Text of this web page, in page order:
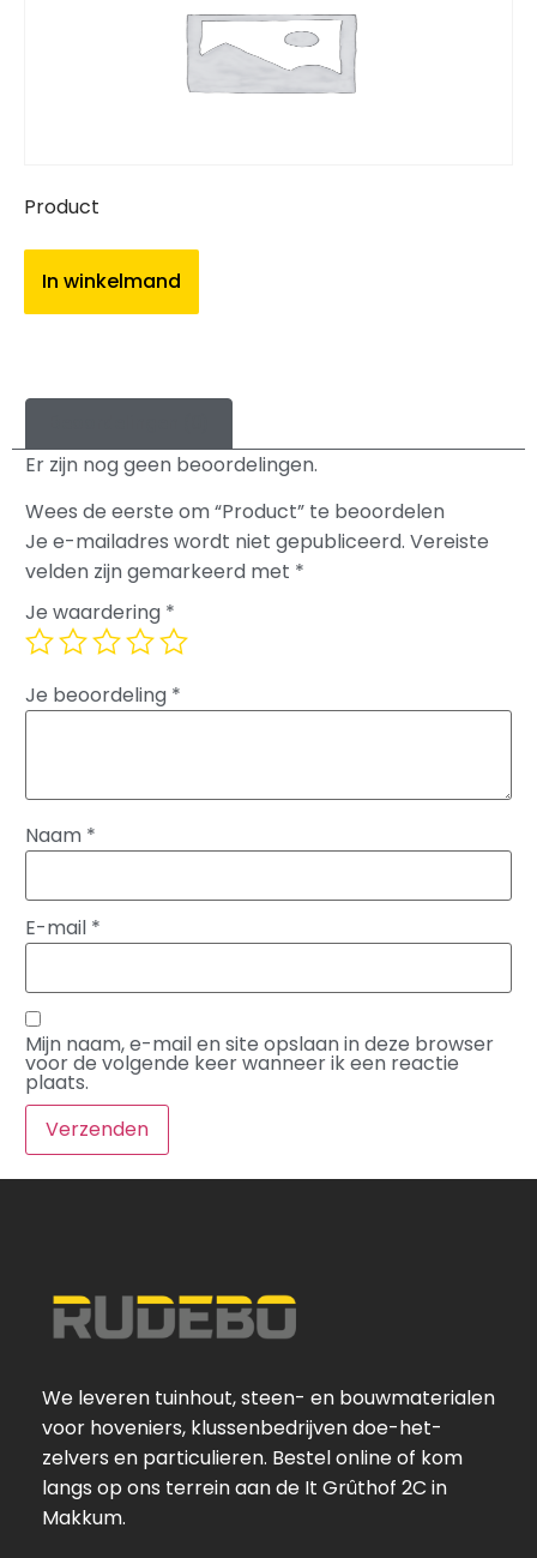
Product
In winkelmand
Er zijn nog geen beoordelingen.
Wees de eerste om “Product” te beoordelen
Je e-mailadres wordt niet gepubliceerd. Vereiste
velden zijn gemarkeerd met *
Je waardering *
Je beoordeling *
Naam *
E-mail *
Mijn naam, e-mail en site opslaan in deze browser
voor de volgende keer wanneer ik een reactie
plaats.
We leveren tuinhout, steen- en bouwmaterialen
voor hoveniers, klussenbedrijven doe-het-
zelvers en particulieren. Bestel online of kom
langs op ons terrein aan de It Grûthof 2C in
Makkum.